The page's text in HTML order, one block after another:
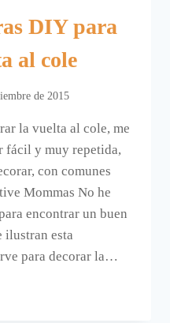
DIY para
al cole
de 2015
la vuelta al cole, me
fácil y muy repetida,
con comunes
Mommas No he
encontrar un buen
ilustran esta
para decorar la…